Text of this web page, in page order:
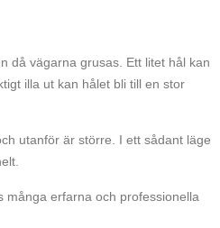
då vägarna grusas. Ett litet hål kan
illa ut kan hålet bli till en stor
utanför är större. I ett sådant läge
erfarna och professionella